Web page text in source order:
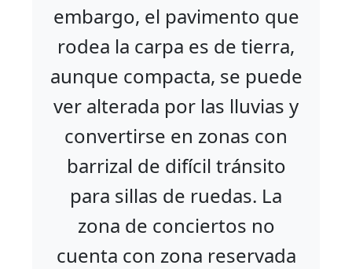
embargo, el pavimento que
rodea la carpa es de tierra,
aunque compacta, se puede
ver alterada por las lluvias y
convertirse en zonas con
barrizal de difícil tránsito
para sillas de ruedas. La
zona de conciertos no
cuenta con zona reservada